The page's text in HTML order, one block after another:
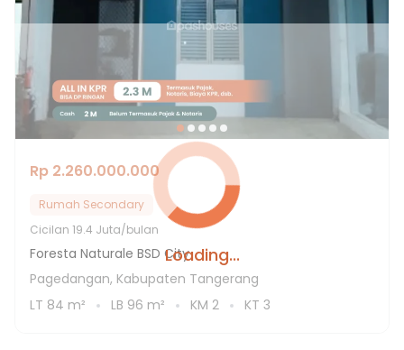
Loading...
Rp 2.260.000.000
Rumah Secondary
Cicilan 19.4 Juta/bulan
Foresta Naturale BSD City
Pagedangan, Kabupaten Tangerang
LT 84 m² LB 96 m² KM 2 KT 3